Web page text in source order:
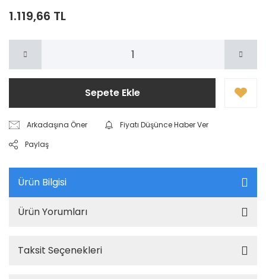
1.119,66 TL
Sepete Ekle
Arkadaşına Öner
Fiyatı Düşünce Haber Ver
Paylaş
Ürün Bilgisi
Ürün Yorumları
Taksit Seçenekleri